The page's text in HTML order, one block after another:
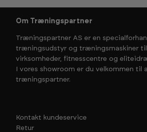
Om Træningspartner
Træningspartner AS er en
træningsudstyr og træningsmaskiner
virksomheder, fitnesscentre og
I vores showroom er du velkommen til
træningspartner.
Kontakt kundeservice
Retur